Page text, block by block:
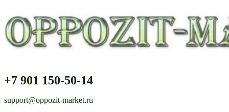
+7 901 150-50-14
support@oppozit-market.ru